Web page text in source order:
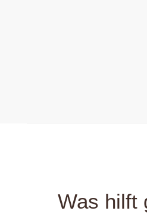
Was hilft